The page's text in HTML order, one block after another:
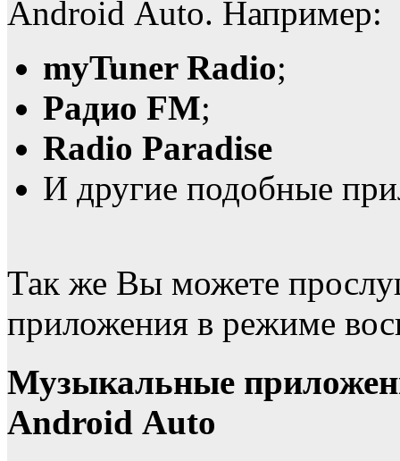
Android Auto. Например:
myTuner Radio;
Радио FM;
Radio Paradise
И другие подобные
Так же Вы можете
приложения в режиме
Музыкальные
Android Auto